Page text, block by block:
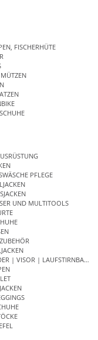
FISCHERHÜTE
PFLEGE
UND MULTITOOLS
| VISOR | LAUFSTIRNBAND